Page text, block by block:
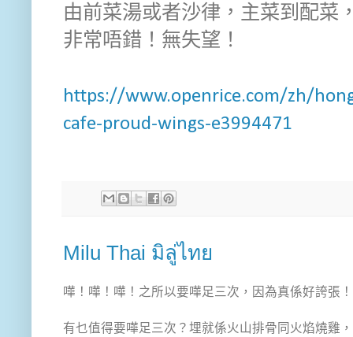
由前菜湯或者沙律，主菜到配菜
非常唔錯！無失望！
https://www.openrice.com/zh/
cafe-proud-wings-e3994471
Milu Thai มิลู่ไทย
嘩！嘩！嘩！之所以要嘩足三次，因為真係好誇張！
有乜值得要嘩足三次？埋就係火山排骨同火焰燒雞